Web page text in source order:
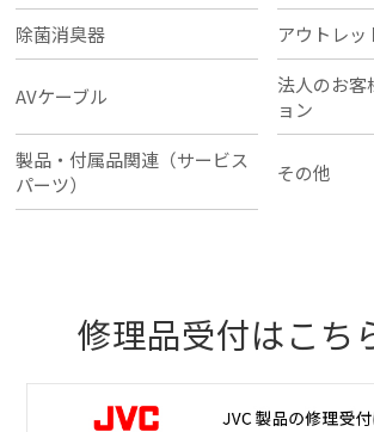
除菌消臭器
アウトレッ
AVケーブル
法人のお客
ョン
製品・付属品関連（サービス
パーツ）
その他
修理品受付はこち